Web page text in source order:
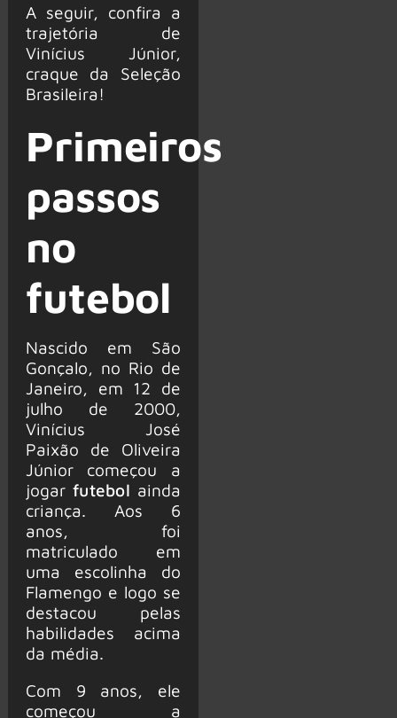
A seguir, confira a
trajetória de
Vinícius Júnior,
craque da Seleção
Brasileira!
Primeiros
passos
no
futebol
Nascido em São
Gonçalo, no Rio de
Janeiro, em 12 de
julho de 2000,
Vinícius José
Paixão de Oliveira
Júnior começou a
jogar futebol ainda
criança. Aos 6
anos, foi
matriculado em
uma escolinha do
Flamengo e logo se
destacou pelas
habilidades acima
da média.
Com 9 anos, ele
começou a